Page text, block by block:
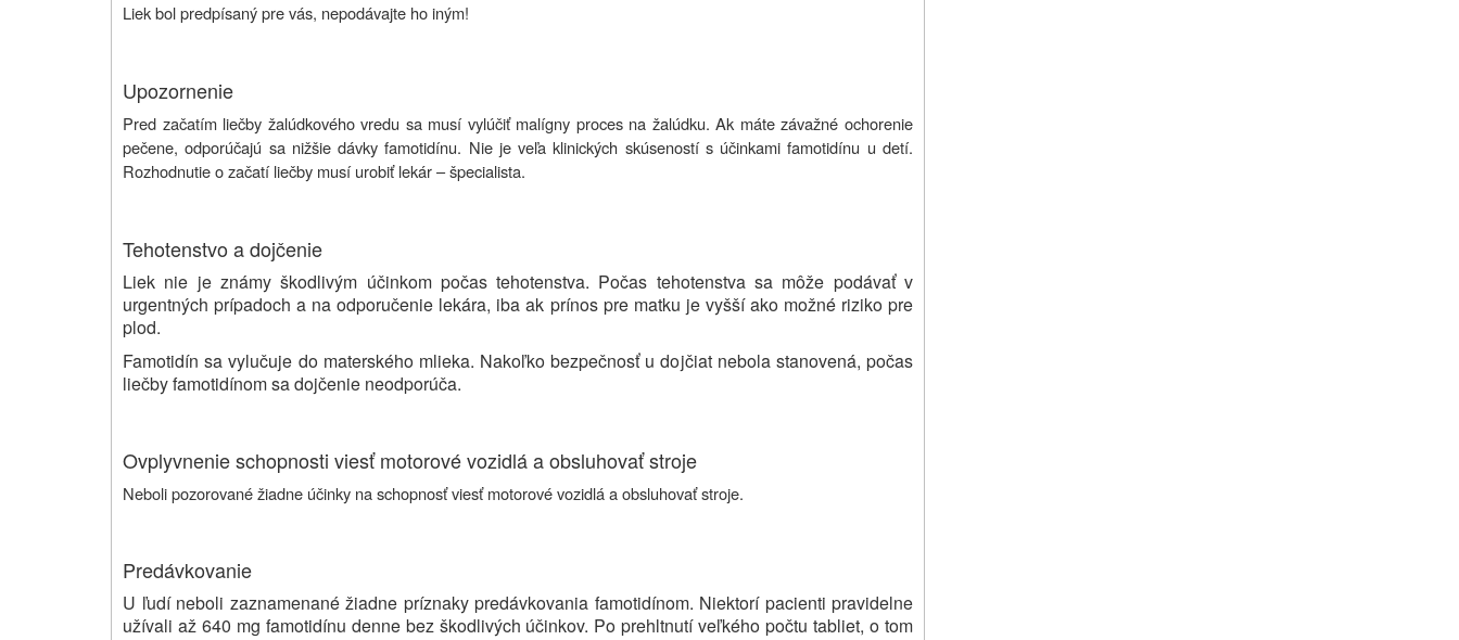
Liek bol predpísaný pre vás, nepodávajte ho iným!
Upozornenie
Pred začatím liečby žalúdkového vredu sa musí vylúčiť malígny proces na žalúdku. Ak máte závažné ochorenie
pečene, odporúčajú sa nižšie dávky famotidínu. Nie je veľa klinických skúseností s účinkami famotidínu u detí.
Rozhodnutie o začatí liečby musí urobiť lekár – špecialista.
Tehotenstvo a dojčenie
Liek nie je známy škodlivým účinkom počas tehotenstva. Počas tehotenstva sa môže podávať v
urgentných prípadoch a na odporučenie lekára, iba ak prínos pre matku je vyšší ako možné riziko pre
plod.
Famotidín sa vylučuje do materského mlieka. Nakoľko bezpečnosť u dojčiat nebola stanovená, počas
liečby famotidínom sa dojčenie neodporúča.
Ovplyvnenie schopnosti viesť motorové vozidlá a obsluhovať stroje
Neboli pozorované žiadne účinky na schopnosť viesť motorové vozidlá a obsluhovať stroje.
Predávkovanie
U ľudí neboli zaznamenané žiadne príznaky predávkovania famotidínom. Niektorí pacienti pravidelne
užívali až 640 mg famotidínu denne bez škodlivých účinkov. Po prehltnutí veľkého počtu tabliet, o tom